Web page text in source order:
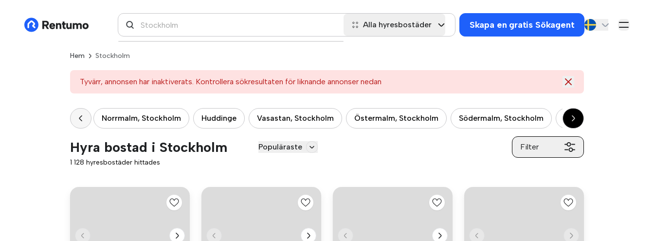
Alla hyresbostäder Skapa en gratis Sökagent
Hem Stockholm
Tyvärr, annonsen har inaktiverats. Kontrollera sökresultaten för liknande annonser nedan
Norrmalm, Stockholm Huddinge Vasastan, Stockholm Östermalm, Stockholm Södermalm, Stockholm Kungsholmen,
Hyra bostad i Stockholm Populäraste Filter
1 128 hyresbostäder hittades